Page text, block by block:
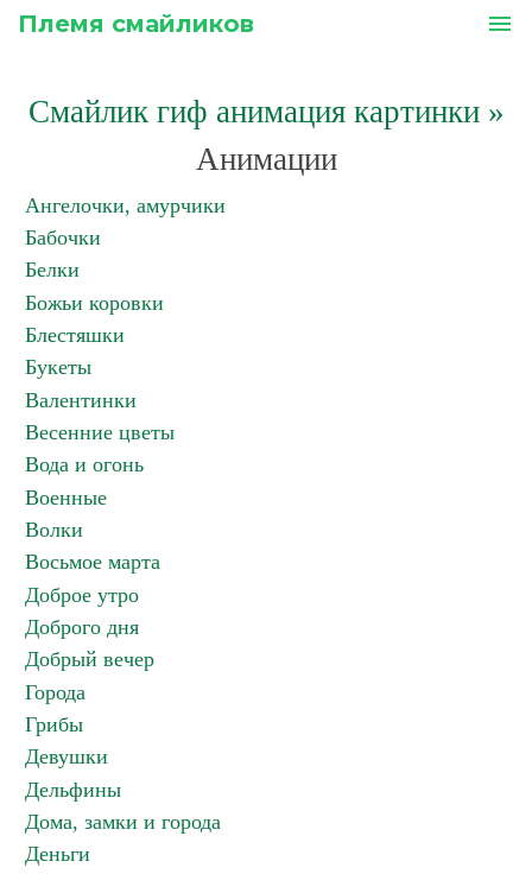
Племя смайликов menu
Смайлик гиф анимация картинки»
Анимации
Ангелочки, амурчики
Бабочки
Белки
Божьи коровки
Блестяшки
Букеты
Валентинки
Весенние цветы
Вода и огонь
Военные
Волки
Восьмое марта
Доброе утро
Доброго дня
Добрый вечер
Города
Грибы
Девушки
Дельфины
Дома, замки и города
Деньги